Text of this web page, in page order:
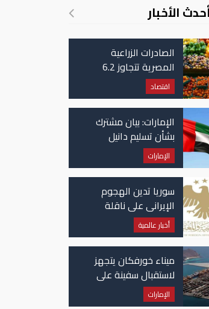
الأخبار
الصادرات الزراعية
المصرية تتجاوز 6.2
مليون طن حتى الآن
اقتصاد
الإمارات: بيان مشترك
بشأن تسليم دانيل
كينيهان إلى السلطات
الإيرلندية
الإمارات
سوريا تدين الهجوم
الإيراني على ناقلة
"أدنوك" في مضيق هرمز
أخبار عالمية
ميناء خورفكان يتجهز
لاستقبال سفينة على
متنها 6068 سيارة صينية
الإمارات